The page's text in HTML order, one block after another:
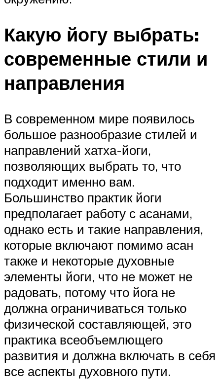
Какую йогу выбрать:
современные стили и
направления
В современном мире появилось
большое разнообразие стилей и
направлений хатха-йоги,
позволяющих выбрать то, что
подходит именно вам.
Большинство практик йоги
предполагает работу с асанами,
однако есть и такие направления,
которые включают помимо асан
также и некоторые духовные
элементы йоги, что не может не
радовать, потому что йога не
должна ограничиваться только
физической составляющей, это
практика всеобъемлющего
развития и должна включать в себя
все аспекты духовного пути.